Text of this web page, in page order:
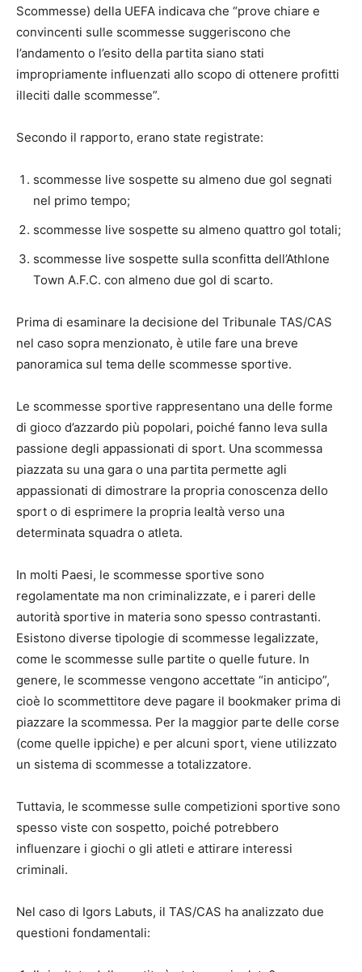
Scommesse) della UEFA indicava che “prove chiare e
convincenti sulle scommesse suggeriscono che
l’andamento o l’esito della partita siano stati
impropriamente influenzati allo scopo di ottenere profitti
illeciti dalle scommesse”.
Secondo il rapporto, erano state registrate:
scommesse live sospette su almeno due gol segnati
nel primo tempo;
scommesse live sospette su almeno quattro gol totali;
scommesse live sospette sulla sconfitta dell’Athlone
Town A.F.C. con almeno due gol di scarto.
Prima di esaminare la decisione del Tribunale TAS/CAS
nel caso sopra menzionato, è utile fare una breve
panoramica sul tema delle scommesse sportive.
Le scommesse sportive rappresentano una delle forme
di gioco d’azzardo più popolari, poiché fanno leva sulla
passione degli appassionati di sport. Una scommessa
piazzata su una gara o una partita permette agli
appassionati di dimostrare la propria conoscenza dello
sport o di esprimere la propria lealtà verso una
determinata squadra o atleta.
In molti Paesi, le scommesse sportive sono
regolamentate ma non criminalizzate, e i pareri delle
autorità sportive in materia sono spesso contrastanti.
Esistono diverse tipologie di scommesse legalizzate,
come le scommesse sulle partite o quelle future. In
genere, le scommesse vengono accettate “in anticipo”,
cioè lo scommettitore deve pagare il bookmaker prima di
piazzare la scommessa. Per la maggior parte delle corse
(come quelle ippiche) e per alcuni sport, viene utilizzato
un sistema di scommesse a totalizzatore.
Tuttavia, le scommesse sulle competizioni sportive sono
spesso viste con sospetto, poiché potrebbero
influenzare i giochi o gli atleti e attirare interessi
criminali.
Nel caso di Igors Labuts, il TAS/CAS ha analizzato due
questioni fondamentali: